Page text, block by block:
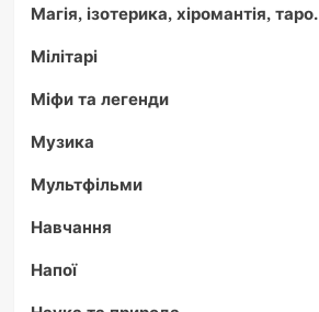
Магія, ізотерика, хіромантія, таро.
Мілітарі
Міфи та легенди
Музика
Мультфільми
Навчання
Напої